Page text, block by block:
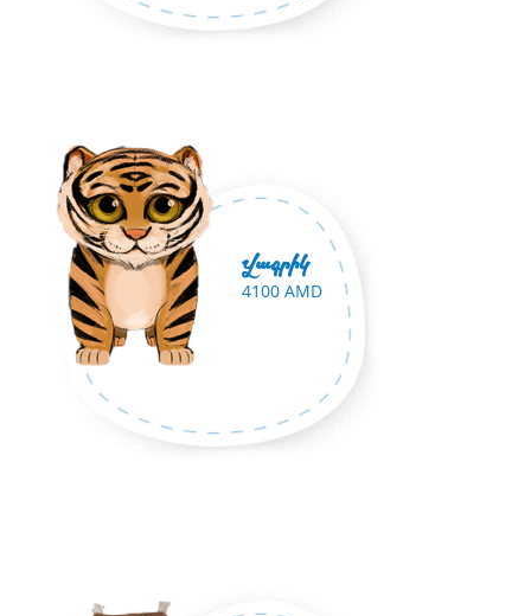
Վագրիկ
4100 AMD